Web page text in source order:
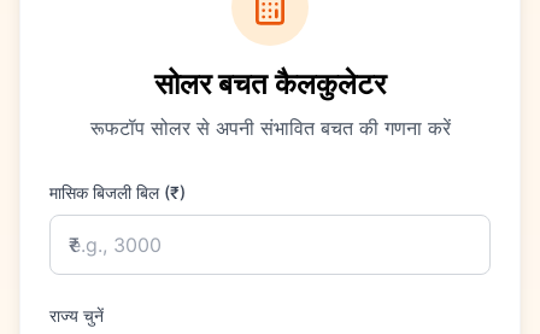
सोलर बचत कैलकुलेटर
रूफटॉप सोलर से अपनी संभावित बचत की गणना करें
मासिक बिजली बिल (₹)
₹
राज्य चुनें